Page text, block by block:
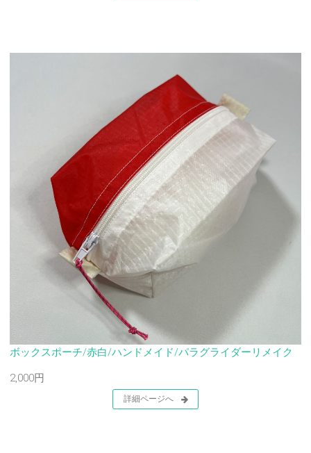
ボックスポーチ/赤白/ハンドメイド/パラグライダーリメイク
2,000円
詳細ページへ